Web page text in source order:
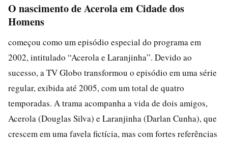
O nascimento de Acerola em Cidade dos
Homens
começou como um episódio especial do programa em
2002, intitulado “Acerola e Laranjinha”. Devido ao
sucesso, a TV Globo transformou o episódio em uma série
regular, exibida até 2005, com um total de quatro
temporadas. A trama acompanha a vida de dois amigos,
Acerola (Douglas Silva) e Laranjinha (Darlan Cunha), que
crescem em uma favela fictícia, mas com fortes referências